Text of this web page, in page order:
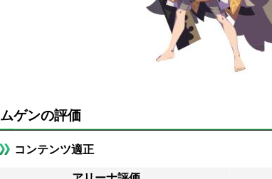
ムゲンの評価
コンテンツ適正